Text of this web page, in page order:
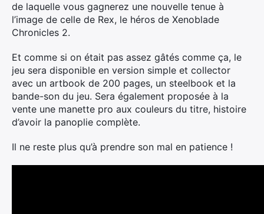
de laquelle vous gagnerez une nouvelle tenue à
l’image de celle de Rex, le héros de Xenoblade
Chronicles 2.
Et comme si on était pas assez gâtés comme ça, le
jeu sera disponible en version simple et collector
avec un artbook de 200 pages, un steelbook et la
bande-son du jeu. Sera également proposée à la
vente une manette pro aux couleurs du titre, histoire
d’avoir la panoplie complète.
Il ne reste plus qu’à prendre son mal en patience !